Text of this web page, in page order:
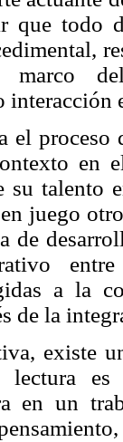
que todo
marco
interacción
el proceso
en
su talento
juego
de
a la
de la
existe
lectura
en un